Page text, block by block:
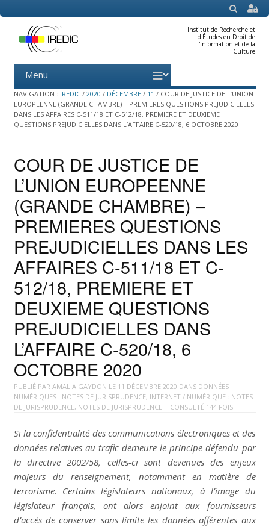
SEARCH
Institut de Recherche et
d'Études en Droit de
l'Information et de la
Culture
Menu
content
NAVIGATION : IREDIC / 2020 / DÉCEMBRE / 11 / COUR DE JUSTICE DE L’UNION
EUROPEENNE (GRANDE CHAMBRE) – PREMIERES QUESTIONS PREJUDICIELLES
DANS LES AFFAIRES C-511/18 ET C-512/18, PREMIERE ET DEUXIEME
QUESTIONS PREJUDICIELLES DANS L’AFFAIRE C-520/18, 6 OCTOBRE 2020
COUR DE JUSTICE DE
L’UNION EUROPEENNE
(GRANDE CHAMBRE) –
PREMIERES QUESTIONS
PREJUDICIELLES DANS LES
AFFAIRES C-511/18 ET C-
512/18, PREMIERE ET
DEUXIEME QUESTIONS
PREJUDICIELLES DANS
L’AFFAIRE C-520/18, 6
OCTOBRE 2020
PUBLIÉ PAR AMALIA GAYDON LE 11 DÉCEMBRE 2020 DANS DONNÉES
NUMÉRIQUES : NOTES DE JURISPRUDENCE, INTERNET / NUMÉRIQUE : NOTES
DE JURISPRUDENCE, NOTES DE JURISPRUDENCE | CONSULTÉ 144 FOIS
Si la confidentialité des communications électroniques et des
données relatives au trafic demeure le principe défendu par
la directive 2002/58, celles-ci sont devenues des enjeux
majeurs du renseignement, notamment en matière de
terrorisme. Certains législateurs nationaux, à l’image du
législateur français, ont alors enjoint aux fournisseurs
d’accès de conserver sans limite les données afférentes aux